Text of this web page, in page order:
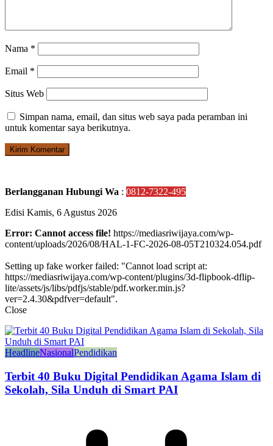
Nama *
Email *
Situs Web
Simpan nama, email, dan situs web saya pada peramban ini
untuk komentar saya berikutnya.
Berlangganan Hubungi Wa : 0812-7322-495
Edisi Kamis, 6 Agustus 2026
Error: Cannot access file! https://mediasriwijaya.com/wp-
content/uploads/2026/08/HAL-1-FC-2026-08-05T210324.054.pdf
Setting up fake worker failed: "Cannot load script at:
https://mediasriwijaya.com/wp-content/plugins/3d-flipbook-dflip-
lite/assets/js/libs/pdfjs/stable/pdf.worker.min.js?
ver=2.4.30&pdfver=default".
Close
HeadlineNasionalPendidikan
Terbit 40 Buku Digital Pendidikan Agama Islam di
Sekolah, Sila Unduh di Smart PAI